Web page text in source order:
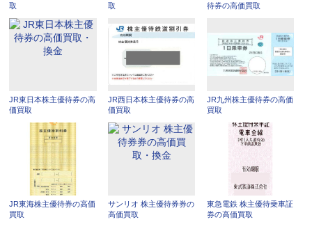
取
取
待券の高価買取
JR東日本株主優待券の高
価買取
JR西日本株主優待券の高
価買取
JR九州株主優待券の高価
買取
JR東海株主優待券の高価
買取
サンリオ 株主優待券券の
高価買取
東急電鉄 株主優待乗車証
券の高価買取